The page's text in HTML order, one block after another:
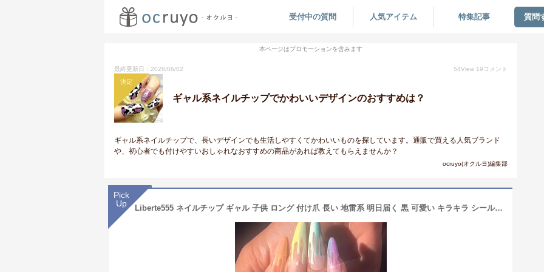
受付中の質問 人気アイテム 特集記事 質問
本ページはプロモーションを含みます
最終更新日：2026/06/02 54View 19 コメント
決定
ギャル系ネイルチップでかわいいデザインのおすすめは？
ギャル系ネイルチップで、長いデザインでも生活しやすくてかわいいものを探しています。通販で買える人気ブランド
や、初心者でも付けやすいおしゃれなおすすめの商品があれば教えてもらえませんか？
ocruyo(オクルヨ)編集部
Pick
Up
Liberte555 ネイルチップ ギャル 子供 ロング 付け爪 長い 地雷系 明日届く 黒 可愛い キラキラ シール コギャル グッズ (ギャルマルチカラー3, ロング)